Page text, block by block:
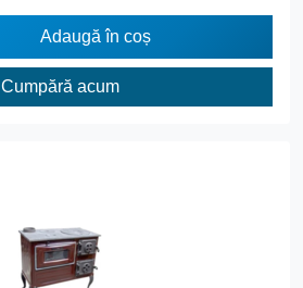
Adaugă în coș
Cumpără acum